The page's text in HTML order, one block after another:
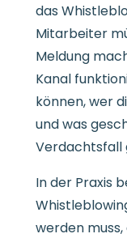
das
Mitarbeiter
Meldung
Kanal
können, wer
und was
Verdachtsfall
In der Praxis
werden